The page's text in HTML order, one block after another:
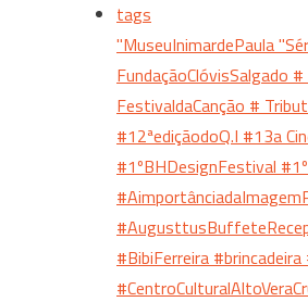
tags
"MuseuInimardePaula
FundaçãoClóvisSalgado #
FestivaldaCanção #
#12ªediçãodoQ.I #13a
#1ºBHDesignFestival
#BibiFerreira #brincadeira